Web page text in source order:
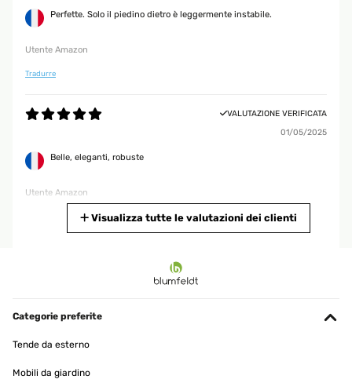
Perfette. Solo il piedino dietro è leggermente instabile.
Utente Amazon
Tradurre
VALUTAZIONE VERIFICATA
01/05/2025
Belle, eleganti, robuste
Utente Amazon
Visualizza tutte le valutazioni dei clienti
Categorie preferite
Tende da esterno
Mobili da giardino